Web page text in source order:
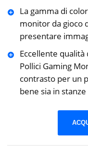
La gamma di
monitor da gioco
presentare
Eccellente qualità
Pollici Gaming
contrasto per un
bene sia in